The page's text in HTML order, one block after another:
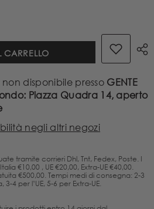
disponibile presso GENTE
Piazza Quadra 14, aperto
negli altri negozi
tramite corrieri Dhl, Tnt, Fedex, Poste. I
€10,00 , UE €20,00, Extra-UE €40,00.
€500,00. Tempi medi di consegna: 2-3
4 per l’UE, 5-6 per Extra-UE.